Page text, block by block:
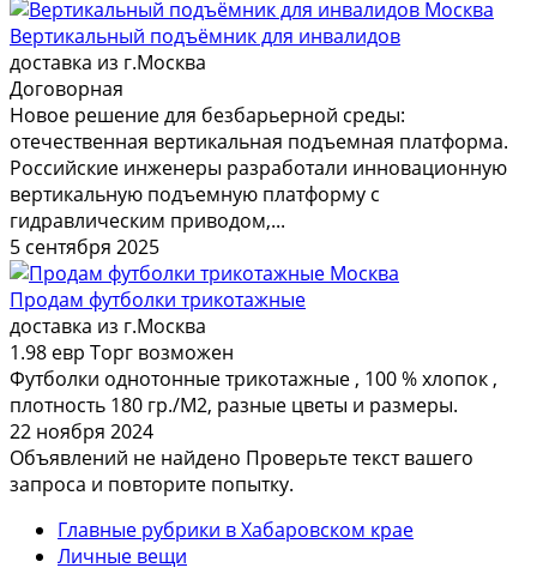
Вертикальный подъёмник для инвалидов
доставка из г.Москва
Договорная
Новое решение для безбарьерной среды:
отечественная вертикальная подъемная платформа.
Российские инженеры разработали инновационную
вертикальную подъемную платформу с
гидравлическим приводом,...
5 сентября 2025
Продам футболки трикотажные
доставка из г.Москва
1.98 евр Торг возможен
Футболки однотонные трикотажные , 100 % хлопок ,
плотность 180 гр./М2, разные цветы и размеры.
22 ноября 2024
Объявлений не найдено Проверьте текст вашего
запроса и повторите попытку.
Главные рубрики в Хабаровском крае
Личные вещи